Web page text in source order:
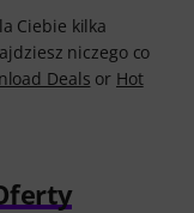
Ciebie kilka
niczego co
Deals or Hot